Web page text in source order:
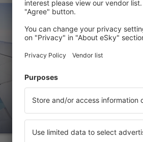
Hotel Illa D'Or
997€
Port de Pollenca,